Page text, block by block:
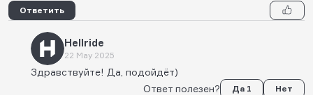
Ответить
Hellride
22 May 2025
Здравствуйте! Да, подойдёт)
Ответ полезен?
Да 1 Нет